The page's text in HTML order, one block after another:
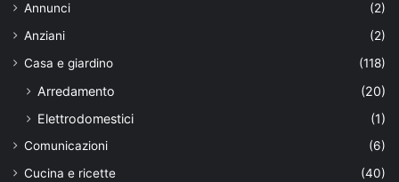
Annunci
(2)
Anziani
(2)
Casa e giardino
(118)
Arredamento
(20)
Elettrodomestici
(1)
Comunicazioni
(6)
Cucina e ricette
(40)